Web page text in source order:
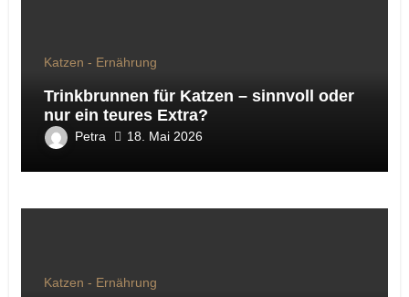
Katzen - Ernährung
Trinkbrunnen für Katzen – sinnvoll oder
nur ein teures Extra?
Petra 18. Mai 2026
Katzen - Ernährung